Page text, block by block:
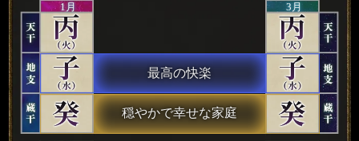
1月 3月
最高の快楽
穏やかで幸せな家庭